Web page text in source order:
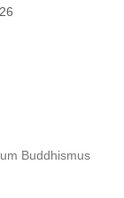
Buddhismus